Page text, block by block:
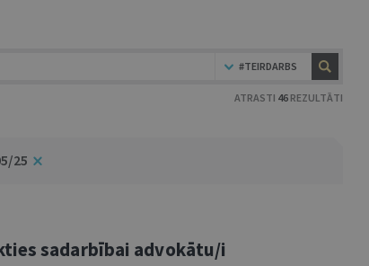
#TEIRDARBS
ATRASTI 46 REZULTĀTI
25
sadarbībai advokātu/i